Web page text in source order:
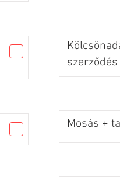
szerződés
Mosás +